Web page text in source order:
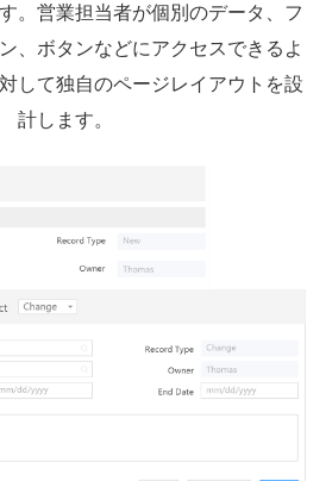
。営業担当者が個別のデータ、フ
、ボタンなどにアクセスできるよ
して独自のページレイアウトを設
計します。